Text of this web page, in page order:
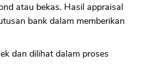
atau bekas. Hasil appraisal
bank dalam memberikan
dan dilihat dalam proses